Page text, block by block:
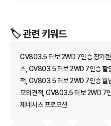
🏷️ 관련 키워드
GV803.5 터보 2WD 7인승 장기
스, GV803.5 터보 2WD 7인승 할
적, GV803.5 터보 2WD 7인승
모의견적, GV803.5 터보 2WD 7
제네시스 프로모션